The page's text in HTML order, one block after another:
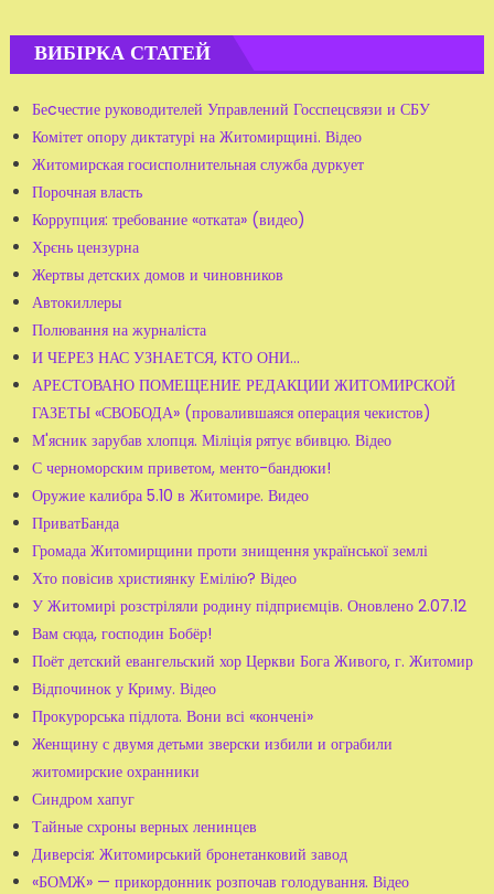
ВИБІРКА СТАТЕЙ
Беcчестие руководителей Управлений Госспецсвязи и СБУ
Комітет опору диктатурі на Житомирщині. Відео
Житомирская госисполнительная служба дуркует
Порочная власть
Коррупция: требование «отката» (видео)
Хрєнь цензурна
Жертвы детских домов и чиновников
Автокиллеры
Полювання на журналіста
И ЧЕРЕЗ НАС УЗНАЕТСЯ, КТО ОНИ…
АРЕСТОВАНО ПОМЕЩЕНИЕ РЕДАКЦИИ ЖИТОМИРСКОЙ
ГАЗЕТЫ «СВОБОДА» (провалившаяся операция чекистов)
М'ясник зарубав хлопця. Міліція рятує вбивцю. Відео
С черноморским приветом, менто-бандюки!
Оружие калибра 5.10 в Житомире. Видео
ПриватБанда
Громада Житомирщини проти знищення української землі
Хто повісив християнку Емілію? Відео
У Житомирі розстріляли родину підприємців. Оновлено 2.07.12
Вам сюда, господин Бобёр!
Поёт детский евангельский хор Церкви Бога Живого, г. Житомир
Відпочинок у Криму. Відео
Прокурорська підлота. Вони всі «кончені»
Женщину с двумя детьми зверски избили и ограбили
житомирские охранники
Синдром хапуг
Тайные схроны верных ленинцев
Диверсія: Житомирський бронетанковий завод
«БОМЖ» — прикордонник розпочав голодування. Відео